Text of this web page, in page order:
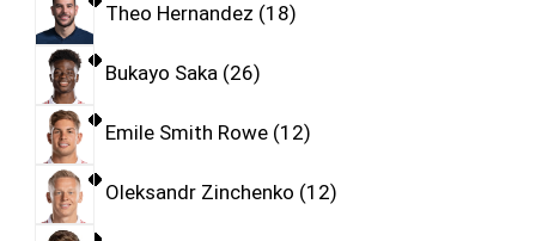
Theo Hernandez 18
Bukayo Saka 26
Emile Smith Rowe 12
Oleksandr Zinchenko 12